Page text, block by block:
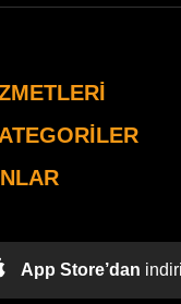
App Store’dan